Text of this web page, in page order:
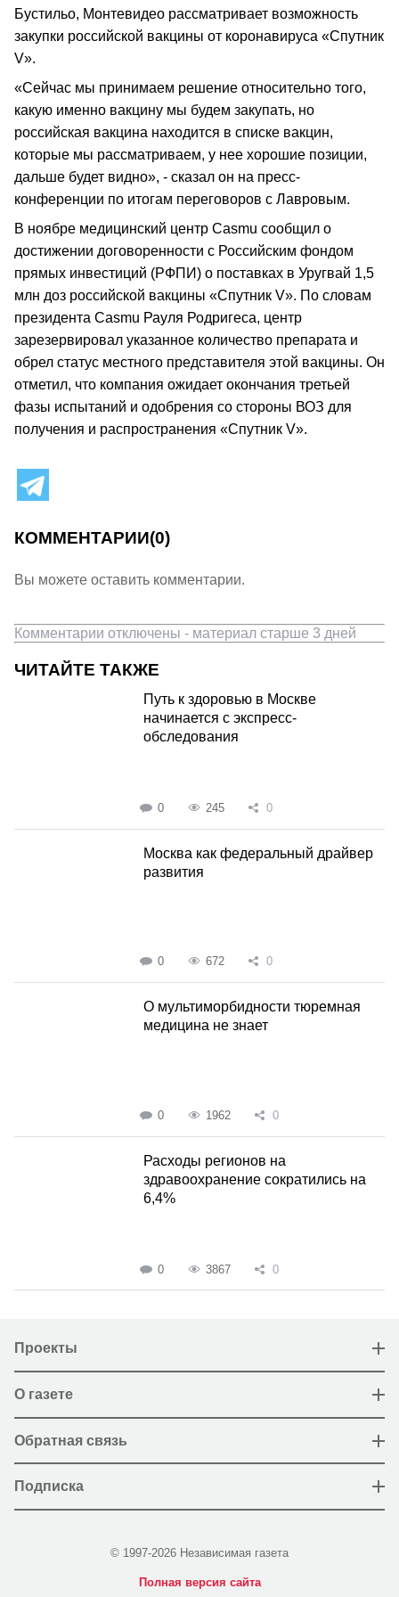
Бустильо, Монтевидео рассматривает возможность
закупки российской вакцины от коронавируса «Спутник
V».
«Сейчас мы принимаем решение относительно того,
какую именно вакцину мы будем закупать, но
российская вакцина находится в списке вакцин,
которые мы рассматриваем, у нее хорошие позиции,
дальше будет видно», - сказал он на пресс-
конференции по итогам переговоров с Лавровым.
В ноябре медицинский центр Casmu сообщил о
достижении договоренности с Российским фондом
прямых инвестиций (РФПИ) о поставках в Уругвай 1,5
млн доз российской вакцины «Спутник V». По словам
президента Casmu Рауля Родригеса, центр
зарезервировал указанное количество препарата и
обрел статус местного представителя этой вакцины. Он
отметил, что компания ожидает окончания третьей
фазы испытаний и одобрения со стороны ВОЗ для
получения и распространения «Спутник V».
КОММЕНТАРИИ(0)
Вы можете оставить комментарии.
Комментарии отключены - материал старше 3 дней
ЧИТАЙТЕ ТАКЖЕ
Путь к здоровью в Москве
начинается с экспресс-
обследования
0 245 0
Москва как федеральный драйвер
развития
0 672 0
О мультиморбидности тюремная
медицина не знает
0 1962 0
Расходы регионов на
здравоохранение сократились на
6,4%
0 3867 0
Проекты
О газете
Обратная связь
Подписка
© 1997-2026 Независимая газета
Полная версия сайта